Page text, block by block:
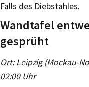
Falls des Diebstahles.
Wandtafel
gesprüht
Ort: Leipzig (Mockau-
02:00 Uhr